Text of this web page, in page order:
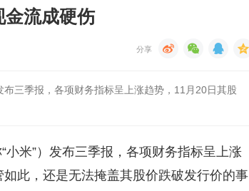
金流成硬伤
三季报，各项财务指标呈上涨趋势，11月20日其股
米”）发布三季报，各项财务指标呈上涨
此，还是无法掩盖其股价跌破发行价的事